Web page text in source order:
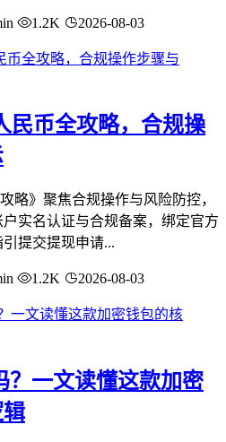
1.2K 2026-08-03
民币全攻略，合规操
略》聚焦合规操作与风险防控，
实名认证与合规备案，绑定官方
提交提现申请...
1.2K 2026-08-03
？一文读懂这款加密